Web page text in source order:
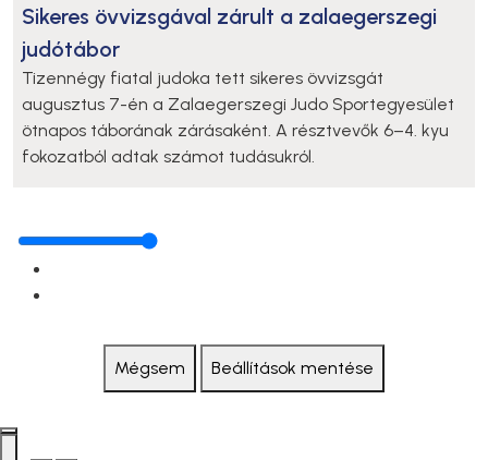
Sikeres övvizsgával zárult a zalaegerszegi
judótábor
Tizennégy fiatal judoka tett sikeres övvizsgát
augusztus 7-én a Zalaegerszegi Judo Sportegyesület
ötnapos táborának zárásaként. A résztvevők 6–4. kyu
fokozatból adtak számot tudásukról.
Mégsem Beállítások mentése